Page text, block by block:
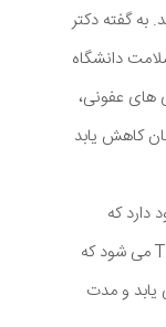
به گفته دکتر
دانشگاه
های عفونی،
کاهش یابد
دارد که
شامل سلول های محافظ B و سلول های T می شود که
و مدت